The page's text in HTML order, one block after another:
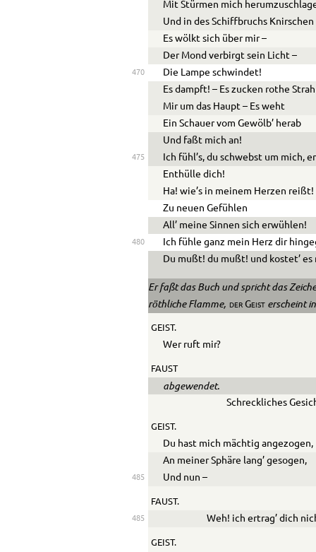
Mit Stürmen mich
Und in des Schiffbruchs
Es wölkt sich über mir –
Der Mond verbirgt sein Licht –
470
Die Lampe schwindet!
Es dampft! – Es zucken rothe
Mir um das Haupt – Es weht
Ein Schauer vom Gewölb’ herab
Und faßt mich an!
475
Ich fühl’s, du schwebst um mich,
Enthülle dich!
Ha! wie’s in meinem Herzen reißt!
Zu neuen Gefühlen
All’ meine Sinnen sich erwühlen!
480
Ich fühle ganz mein Herz dir
Du mußt! du mußt! und kostet’ es
Er faßt das Buch und spricht das
röthliche Flamme, der Geisterscheint
GEIST.
Wer ruft mir?
FAUST
abgewendet.
Schreckliches
GEIST.
Du hast mich mächtig angezogen,
An meiner Sphäre lang’ gesogen,
485 Und nun –
FAUST.
485 Weh! ich ertrag’ dich
GEIST.